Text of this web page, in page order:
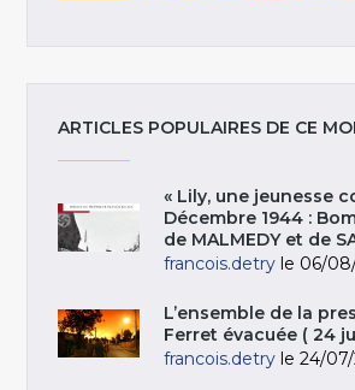
ARTICLES POPULAIRES DE CE
« Lily, une jeunesse
Décembre 1944 :
de MALMEDY et de
francois.detry le 06/
L’ensemble de la
Ferret évacuée ( 24
francois.detry le 24/